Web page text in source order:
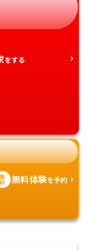
をする
無
料 無料体験を予約